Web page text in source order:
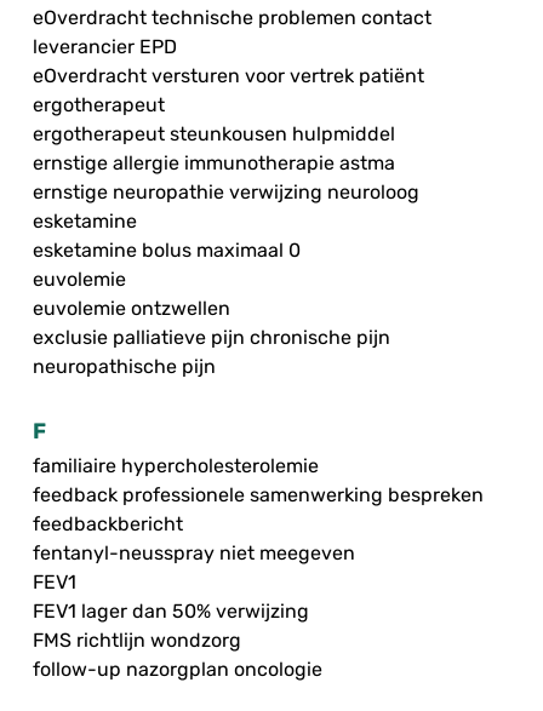
eOverdracht technische problemen contact
leverancier EPD
eOverdracht versturen voor vertrek patiënt
ergotherapeut
ergotherapeut steunkousen hulpmiddel
ernstige allergie immunotherapie astma
ernstige neuropathie verwijzing neuroloog
esketamine
esketamine bolus maximaal 0
euvolemie
euvolemie ontzwellen
exclusie palliatieve pijn chronische pijn
neuropathische pijn
F
familiaire hypercholesterolemie
feedback professionele samenwerking bespreken
feedbackbericht
fentanyl-neusspray niet meegeven
FEV1
FEV1 lager dan 50% verwijzing
FMS richtlijn wondzorg
follow-up nazorgplan oncologie